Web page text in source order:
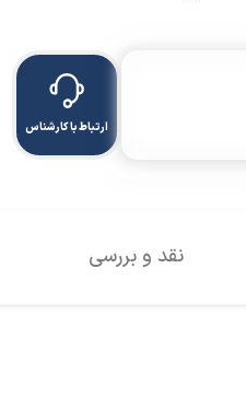
ارتباط با کارشناس
نقد و بررسی